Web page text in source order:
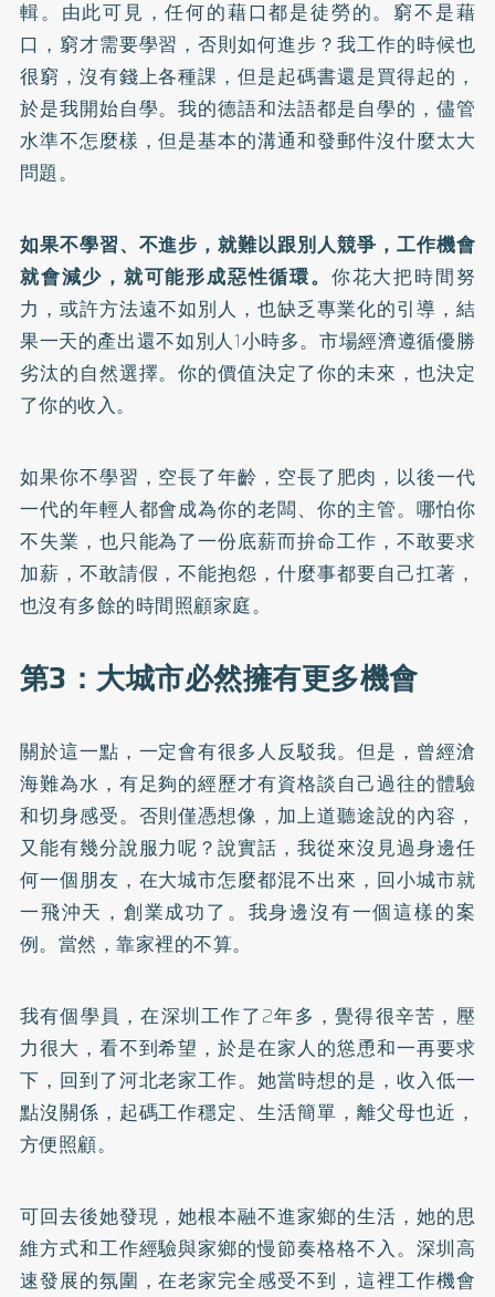
輯。由此可見，任何的藉口都是徒勞的。窮不是藉
口，窮才需要學習，否則如何進步？我工作的時候也
很窮，沒有錢上各種課，但是起碼書還是買得起的，
於是我開始自學。我的德語和法語都是自學的，儘管
水準不怎麼樣，但是基本的溝通和發郵件沒什麼太大
問題。
如果不學習、不進步，就難以跟別人競爭，工作機會
就會減少，就可能形成惡性循環。 你花大把時間努
力，或許方法遠不如別人，也缺乏專業化的引導，結
果一天的產出還不如別人1小時多。市場經濟遵循優勝
劣汰的自然選擇。你的價值決定了你的未來，也決定
了你的收入。
如果你不學習，空長了年齡，空長了肥肉，以後一代
一代的年輕人都會成為你的老闆、你的主管。哪怕你
不失業，也只能為了一份底薪而拚命工作，不敢要求
加薪，不敢請假，不能抱怨，什麼事都要自己扛著，
也沒有多餘的時間照顧家庭。
第3：大城市必然擁有更多機會
關於這一點，一定會有很多人反駁我。但是，曾經滄
海難為水，有足夠的經歷才有資格談自己過往的體驗
和切身感受。否則僅憑想像，加上道聽途說的內容，
又能有幾分說服力呢？說實話，我從來沒見過身邊任
何一個朋友，在大城市怎麼都混不出來，回小城市就
一飛沖天，創業成功了。我身邊沒有一個這樣的案
例。當然，靠家裡的不算。
我有個學員，在深圳工作了2年多，覺得很辛苦，壓
力很大，看不到希望，於是在家人的慫恿和一再要求
下，回到了河北老家工作。她當時想的是，收入低一
點沒關係，起碼工作穩定、生活簡單，離父母也近，
方便照顧。
可回去後她發現，她根本融不進家鄉的生活，她的思
維方式和工作經驗與家鄉的慢節奏格格不入。深圳高
速發展的氛圍，在老家完全感受不到，這裡工作機會